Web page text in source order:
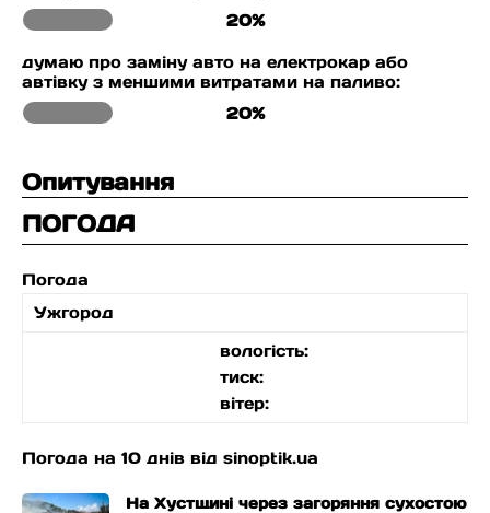
20%
думаю про заміну авто на електрокар або
автівку з меншими витратами на паливо:
20%
Опитування
ПОГОДА
Погода
Ужгород
вологість:
тиск:
вітер:
Погода на 10 днів від sinoptik.ua
На Хустщині через загоряння сухостою